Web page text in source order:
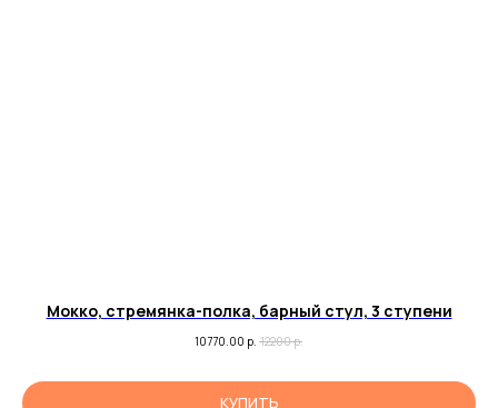
Мокко, стремянка-полка, барный стул, 3 ступени
10770.00 р. 12200р.
КУПИТЬ